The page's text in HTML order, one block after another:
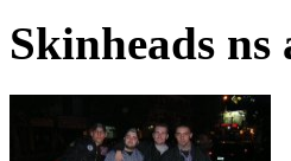
Skinheads